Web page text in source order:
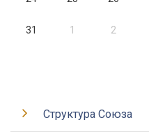
31 1 2
Структура Союза